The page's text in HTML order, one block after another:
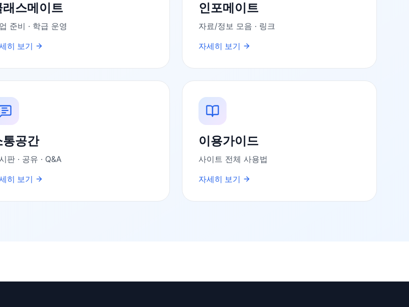
래스메이트
준비 · 학급 운영
히 보기
인포메이트
자료/정보 모음 · 링크
자세히 보기
통공간
판 · 공유 · Q&A
히 보기
이용가이드
사이트 전체 사용법
자세히 보기